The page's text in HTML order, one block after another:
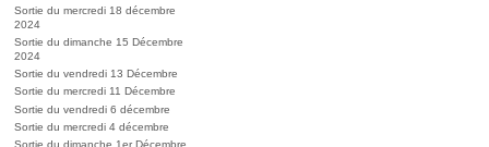
Sortie du mercredi 18 décembre
2024
Sortie du dimanche 15 Décembre
2024
Sortie du vendredi 13 Décembre
Sortie du mercredi 11 Décembre
Sortie du vendredi 6 décembre
Sortie du mercredi 4 décembre
Sortie du dimanche 1er Décembre